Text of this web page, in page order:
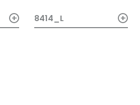
+ 8414_L +